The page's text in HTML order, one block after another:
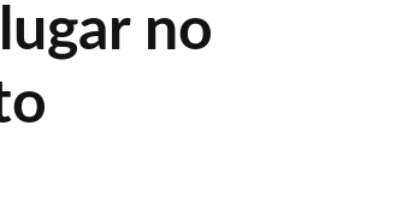
no